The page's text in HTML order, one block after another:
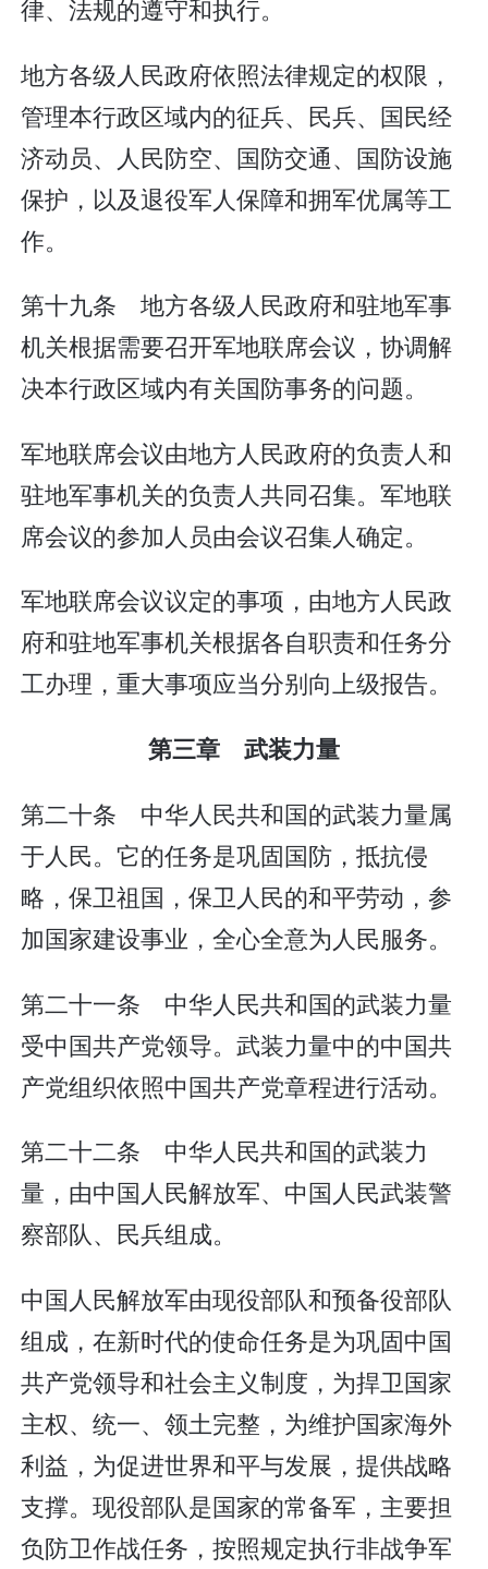
律、法规的遵守和执行。
地方各级人民政府依照法律规定的权限，
管理本行政区域内的征兵、民兵、国民经
济动员、人民防空、国防交通、国防设施
保护，以及退役军人保障和拥军优属等工
作。
第十九条 地方各级人民政府和驻地军事
机关根据需要召开军地联席会议，协调解
决本行政区域内有关国防事务的问题。
军地联席会议由地方人民政府的负责人和
驻地军事机关的负责人共同召集。军地联
席会议的参加人员由会议召集人确定。
军地联席会议议定的事项，由地方人民政
府和驻地军事机关根据各自职责和任务分
工办理，重大事项应当分别向上级报告。
第三章 武装力量
第二十条 中华人民共和国的武装力量属
于人民。它的任务是巩固国防，抵抗侵
略，保卫祖国，保卫人民的和平劳动，参
加国家建设事业，全心全意为人民服务。
第二十一条 中华人民共和国的武装力量
受中国共产党领导。武装力量中的中国共
产党组织依照中国共产党章程进行活动。
第二十二条 中华人民共和国的武装力
量，由中国人民解放军、中国人民武装警
察部队、民兵组成。
中国人民解放军由现役部队和预备役部队
组成，在新时代的使命任务是为巩固中国
共产党领导和社会主义制度，为捍卫国家
主权、统一、领土完整，为维护国家海外
利益，为促进世界和平与发展，提供战略
支撑。现役部队是国家的常备军，主要担
负防卫作战任务，按照规定执行非战争军